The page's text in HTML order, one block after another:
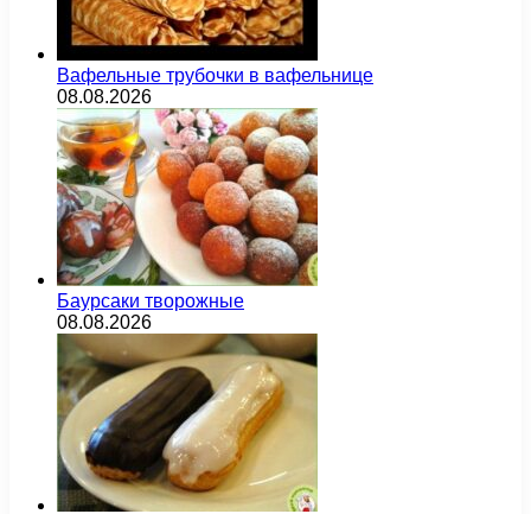
Вафельные трубочки в вафельнице
08.08.2026
Баурсаки творожные
08.08.2026